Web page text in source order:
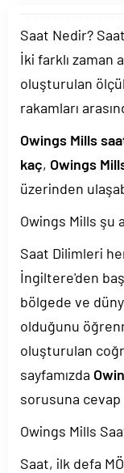
Saat Nedir?
İki farklı zaman
oluşturulan
rakamları
Owings Mills
kaç, Owings
üzerinden
Owings Mills şu
Saat Dilimleri
İngiltere'den
bölgede ve
olduğunu
oluşturulan
sayfamızda
sorusuna
Owings Mills
Saat, ilk defa